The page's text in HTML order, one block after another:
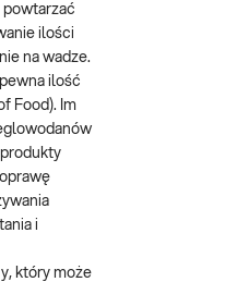
powtarzać
ilości
na wadze.
ilość
Food). Im
produkty
i
który może